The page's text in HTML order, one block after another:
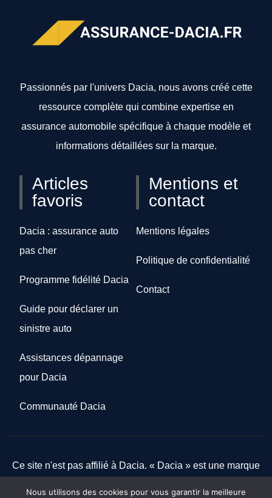
Passionnés par l'univers Dacia, nous avons créé cette
ressource complète qui combine expertise en
assurance automobile spécifique à chaque modèle et
informations détaillées sur la marque.
Articles
favoris
Dacia : assurance auto
pas cher
Programme fidélité Dacia
Guide pour déclarer un
sinistre auto
Assistances dépannage
pour Dacia
Communauté Dacia
Mentions et
contact
Mentions légales
Politique de confidentialité
Contact
Ce site n'est pas affilié à Dacia. « Dacia » est une marque
Nous utilisons des cookies pour vous garantir la meilleure